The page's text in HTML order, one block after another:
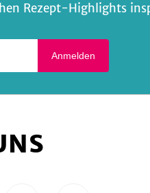
Rezept-Highlights
Anmelden